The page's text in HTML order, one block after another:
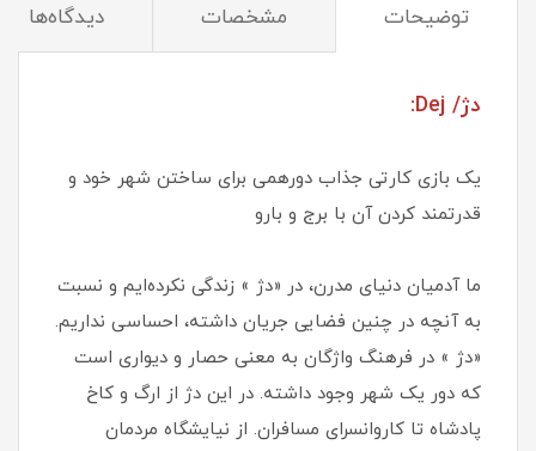
توضیحات مشخصات دیدگاه‌ها
دژ/ Dej:
یک بازی کارتی جذاب دورهمی برای ساختن شهر خود و
قدرتمند کردن آن با برج و بارو
ما آدمیان دنیای مدرن، در «دژ » زندگی نکرده‌ایم و نسبت
به آنچه در چنین فضایی جریان داشته، احساسی نداریم.
«دژ » در فرهنگ واژگان به معنی حصار و دیواری است
که دور یک شهر وجود داشته. در این دژ از ارگ و کاخ
پادشاه تا کاروانسرای مسافران. از نیایشگاه مردمان